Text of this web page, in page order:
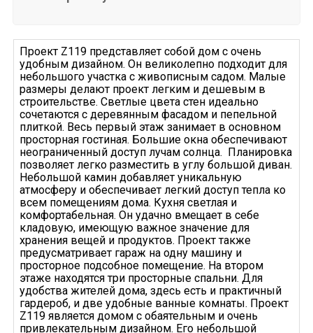
Проект Z119 представляет собой дом с очень
удобным дизайном. Он великолепно подходит для
небольшого участка с живописным садом. Малые
размеры делают проект легким и дешевым в
строительстве. Светлые цвета стен идеально
сочетаются с деревянным фасадом и пепельной
плиткой. Весь первый этаж занимает в основном
просторная гостиная. Большие окна обеспечивают
неограниченный доступ лучам солнца. Планировка
позволяет легко разместить в углу большой диван.
Небольшой камин добавляет уникальную
атмосферу и обеспечивает легкий доступ тепла ко
всем помещениям дома. Кухня светлая и
комфортабельная. Он удачно вмещает в себе
кладовую, имеющую важное значение для
хранения вещей и продуктов. Проект также
предусматривает гараж на одну машину и
просторное подсобное помещение. На втором
этаже находятся три просторные спальни. Для
удобства жителей дома, здесь есть и практичный
гардероб, и две удобные ванные комнаты. Проект
Z119 является домом с обаятельным и очень
привлекательным дизайном. Его небольшой